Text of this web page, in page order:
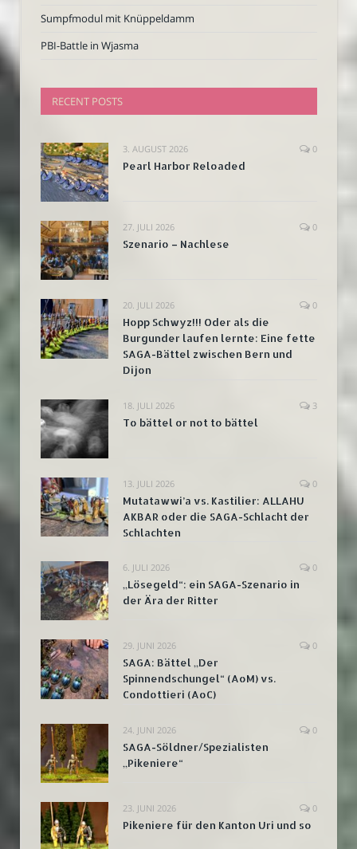
Sumpfmodul mit Knüppeldamm
PBI-Battle in Wjasma
RECENT POSTS
3. AUGUST 2026 0
Pearl Harbor Reloaded
27. JULI 2026 0
Szenario – Nachlese
20. JULI 2026 0
Hopp Schwyz!!! Oder als die
Burgunder laufen lernte: Eine fette
SAGA-Bättel zwischen Bern und
Dijon
18. JULI 2026 3
To bättel or not to bättel
13. JULI 2026 0
Mutatawwi’a vs. Kastilier: ALLAHU
AKBAR oder die SAGA-Schlacht der
Schlachten
6. JULI 2026 0
„Lösegeld“: ein SAGA-Szenario in
der Ära der Ritter
29. JUNI 2026 0
SAGA: Bättel „Der
Spinnendschungel“ (AoM) vs.
Condottieri (AoC)
24. JUNI 2026 0
SAGA-Söldner/Spezialisten
„Pikeniere“
23. JUNI 2026 0
Pikeniere für den Kanton Uri und so